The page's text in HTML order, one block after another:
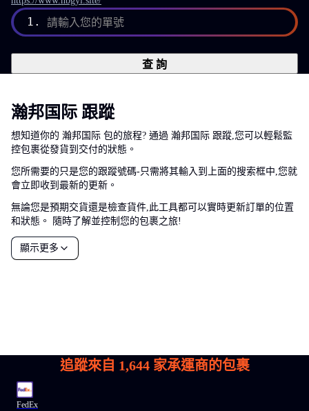
1. 請輸入您的單號
查 詢
瀚邦国际 跟蹤
想知道你的 瀚邦国际 包的旅程? 通過 瀚邦国际 跟蹤,您可以輕鬆監
控包裹從發貨到交付的狀態。
您所需要的只是您的跟蹤號碼-只需將其輸入到上面的搜索框中,您就
會立即收到最新的更新。
無論您是預期交貨還是檢查貨件,此工具都可以實時更新訂單的位置
和狀態。 隨時了解並控制您的包裹之旅!
顯示更多
追蹤來自 1,644家承運商的包裹
FedEx